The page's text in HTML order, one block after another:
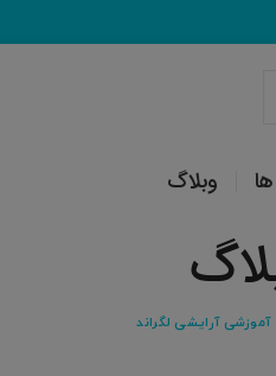
وبلاگ
آموزشی آرایشی لگراند